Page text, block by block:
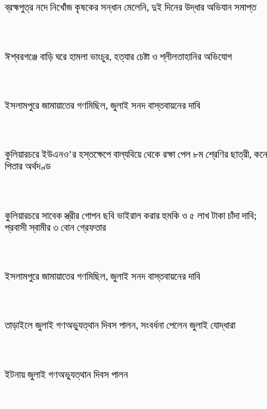
ব্রহ্মপুত্র নদে নিখোঁজ কৃষকের সন্ধান মেলেনি, দুই দিনের উদ্ধার অভিযান সমাপ্ত
ঈশ্বরগঞ্জে বাড়ি ঘরে হামলা ভাংচুর, হত্যার চেষ্টা ও শ্লীলতাহানির অভিযোগ
ইসলামপুরে জামায়াতের গণমিছিল, জুলাই সনদ বাস্তবায়নের দাবি
কুলিয়ারচরে ইউএনও’র হস্তক্ষেপে বাল্যবিয়ে থেকে রক্ষা পেল ৮ম শ্রেণির ছাত্রী,
পিতার অর্থদণ্ড
কুলিয়ারচরে সাবেক স্ত্রীর গোপন ছবি ভাইরাল করার হুমকি ও ৫ লাখ টাকা চাঁদা দাবি;
প্রবাসী স্বামীর ৩ বোন গ্রেফতার
ইসলামপুরে জামায়াতের গণমিছিল, জুলাই সনদ বাস্তবায়নের দাবি
তাড়াইলে জুলাই গণঅভ্যুত্থান দিবস পালন, সংবর্ধনা পেলেন জুলাই যোদ্ধারা
ইটনায় জুলাই গণঅভ্যুত্থান দিবস পালন